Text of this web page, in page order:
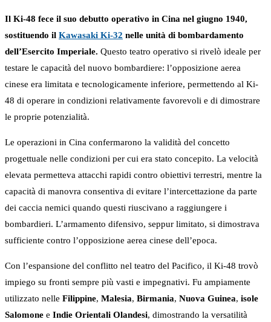
Il Ki-48 fece il suo debutto operativo in Cina nel giugno 1940,
sostituendo il Kawasaki Ki-32 nelle unità di bombardamento
dell’Esercito Imperiale. Questo teatro operativo si rivelò ideale per
testare le capacità del nuovo bombardiere: l’opposizione aerea
cinese era limitata e tecnologicamente inferiore, permettendo al Ki-
48 di operare in condizioni relativamente favorevoli e di dimostrare
le proprie potenzialità.
Le operazioni in Cina confermarono la validità del concetto
progettuale nelle condizioni per cui era stato concepito. La velocità
elevata permetteva attacchi rapidi contro obiettivi terrestri, mentre la
capacità di manovra consentiva di evitare l’intercettazione da parte
dei caccia nemici quando questi riuscivano a raggiungere i
bombardieri. L’armamento difensivo, seppur limitato, si dimostrava
sufficiente contro l’opposizione aerea cinese dell’epoca.
Con l’espansione del conflitto nel teatro del Pacifico, il Ki-48 trovò
impiego su fronti sempre più vasti e impegnativi. Fu ampiamente
utilizzato nelle Filippine, Malesia, Birmania, Nuova Guinea, isole
Salomone e Indie Orientali Olandesi, dimostrando la versatilità